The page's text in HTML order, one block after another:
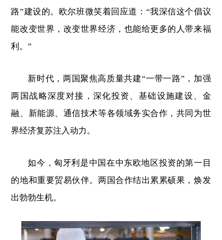
路”建设的。欧尔班微笑着回应道：“我深信这个倡议
能改变世界，改变世界经济，也能给更多的人带来福
利。”
新时代，两国聚焦高质量共建“一带一路”，加强
两国战略深度对接，深化投资、基础设施建设、金
融、新能源、通信技术等各领域务实合作，共同为世
界经济复苏注入动力。
如今，匈牙利是中国在中东欧地区投资的第一目
的地和重要贸易伙伴。两国合作结出累累硕果，焕发
出勃勃生机。